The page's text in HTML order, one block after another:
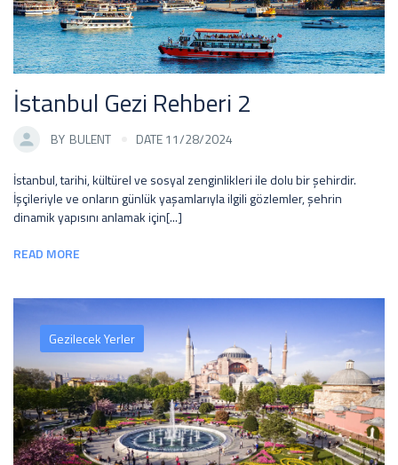
İstanbul Gezi Rehberi 2
BY BULENT DATE 11/28/2024
İstanbul, tarihi, kültürel ve sosyal zenginlikleri ile dolu bir şehirdir.
İşçileriyle ve onların günlük yaşamlarıyla ilgili gözlemler, şehrin
dinamik yapısını anlamak için[...]
READ MORE
Gezilecek Yerler